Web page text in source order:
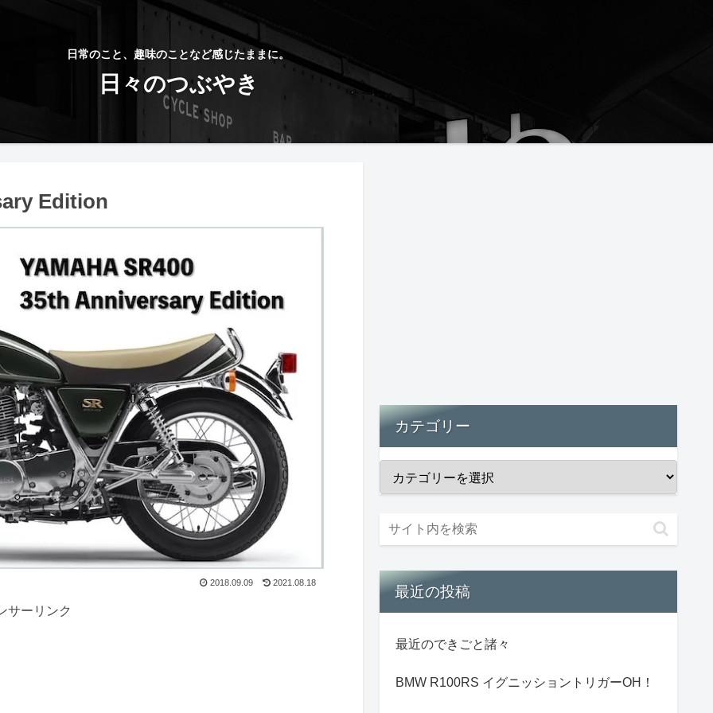
日常のこと、趣味のことなど感じたままに。
日々のつぶやき
Edition
2018.09.09 2021.08.18
サーリンク
カテゴリー
最近の投稿
最近のできごと諸々
BMW R100RS イグニッショントリガーOH！